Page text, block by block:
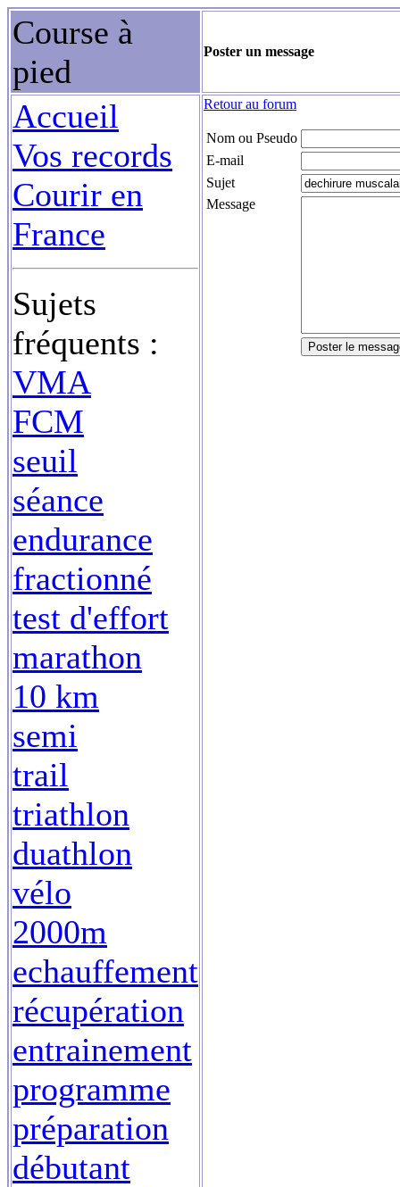
Course à
pied
Poster un message
Accueil
Vos records
Courir en
France
Sujets
fréquents :
VMA
FCM
seuil
séance
endurance
fractionné
test d'effort
marathon
10 km
semi
trail
triathlon
duathlon
vélo
2000m
echauffement
récupération
entrainement
programme
préparation
débutant
Retour au forum
Nom ou Pseudo
E-mail
Sujet
Message